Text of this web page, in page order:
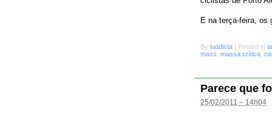
E na terça-feira, os
By luddista | Posted in
mass massa crítica
Parece que
25/02/2011 – 14h04